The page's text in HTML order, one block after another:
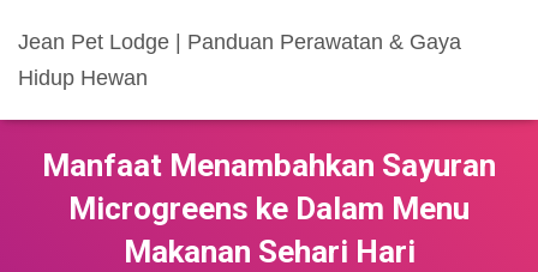
Jean Pet Lodge | Panduan Perawatan & Gaya
Hidup Hewan
Manfaat Menambahkan Sayuran
Microgreens ke Dalam Menu
Makanan Sehari Hari